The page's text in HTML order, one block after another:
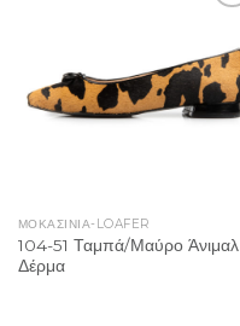
ΜΟΚΑΣΙΝΙΑ-LOAFER
104-51 Ταμπά/Μαύρο Άνιμαλ
Δέρμα